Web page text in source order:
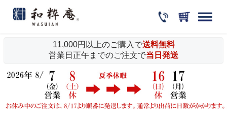
11,000円以上のご購入で送料無料
営業日正午までのご注文で当日発送